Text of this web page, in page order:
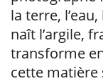
la terre,
naît l’argile,
transforme
cette matière